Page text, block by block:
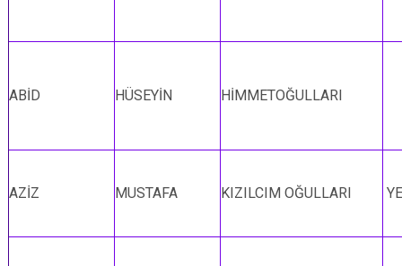
ABİD HÜSEYİN HİMMETOĞULLARI
AZİZ MUSTAFA KIZILCIM OĞULLARI